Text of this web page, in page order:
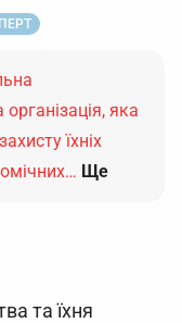
яка
їхніх
Ще
та їхня